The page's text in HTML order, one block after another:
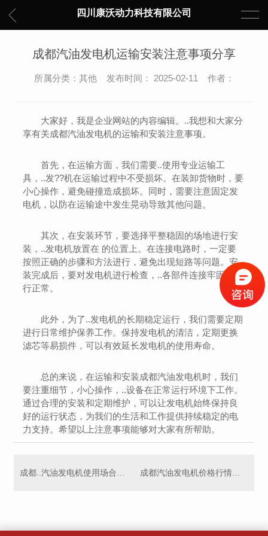
四川康沃动力科技有限公司
成都汽油发电机运输安装注意事项分享
所属分类：其他 发布时间： 2025-02-11 作者：
大家好，我是企业网站的内容编辑。..我想和大家分
享有关成都汽油发电机的运输和安装注意事项。
首先，在运输方面，我们需要..使用专业运输工
具，..发??机在运输过程中不受损坏。在装卸货物时，要
小心操作，避免碰撞造成损坏。同时，需要注意固定发
电机，以防在运输途中发生晃动导致其他问题。
其次，在安装环节，要选择平整稳固的场地进行安
装，..发电机放置在 的位置上。在连接电路时，一定要
按照正确的步骤和方法进行，避免出现短路等问题。安
装完成后，要对发电机进行检查，..各部件连接牢固，运
行正常。
此外，为了..发电机的长期稳定运行，我们需要定期
进行日常维护保养工作。保持发电机的清洁，定期更换
滤芯等易损件，可以有效延长发电机的使用寿命。
总的来说，在运输和安装成都汽油发电机时，我们
要注重细节，小心操作，..设备在正常运行环境下工作。
通过合理的安装和定期维护，可以让发电机始终保持良
好的运行状态，为我们的生活和工作提供持续稳定的电
力支持。希望以上注意事项能够对大家有所帮助。